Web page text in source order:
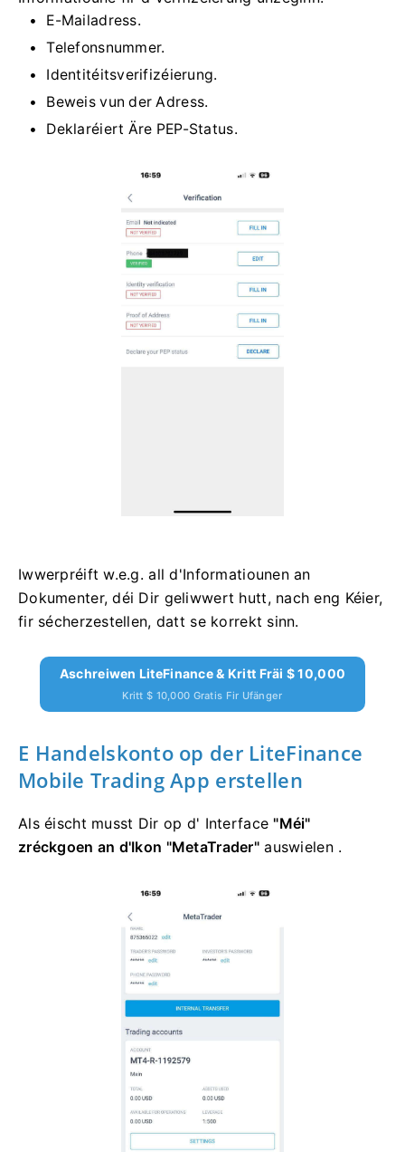
E-Mailadress.
Telefonsnummer.
Identitéitsverifizéierung.
Beweis vun der Adress.
Deklaréiert Äre PEP-Status.
Iwwerpréift w.e.g. all d'Informatiounen an
Dokumenter, déi Dir geliwwert hutt, nach eng Kéier,
fir sécherzestellen, datt se korrekt sinn.
Aschreiwen LiteFinance & Kritt Fräi $ 10,000
Kritt $ 10,000 Gratis Fir Ufänger
E Handelskonto op der LiteFinance
Mobile Trading App erstellen
Als éischt musst Dir op d' Interface "Méi"
zréckgoen an d'Ikon "MetaTrader"auswielen .